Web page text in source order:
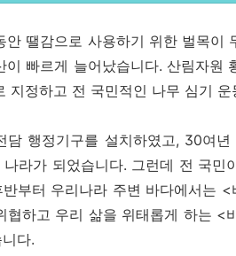
땔감으로 사용하기 위한 벌목이
빠르게 늘어났습니다. 산림자원
지정하고 전 국민적인 나무 심기 운
담 행정기구를 설치하였고, 30여
라가 되었습니다. 그런데 전 국민
부터 우리나라 주변 바다에서는
협하고 우리 삶을 위태롭게 하는 <
다.